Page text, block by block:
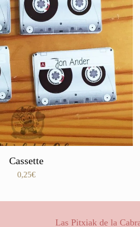
Cassette
0,25€
Las Pitxiak de la